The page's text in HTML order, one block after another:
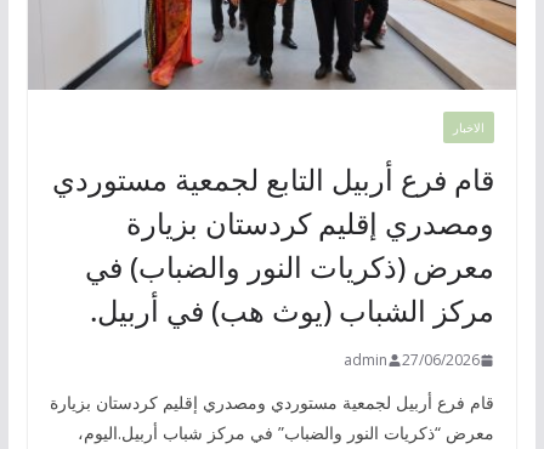
الاخبار
قام فرع أربيل التابع لجمعية مستوردي
ومصدري إقليم كردستان بزيارة
معرض (ذكريات النور والضباب) في
مركز الشباب (يوث هب) في أربيل.
27/06/2026
admin
قام فرع أربيل لجمعية مستوردي ومصدري إقليم كردستان بزيارة
معرض “ذكريات النور والضباب” في مركز شباب أربيل.اليوم،